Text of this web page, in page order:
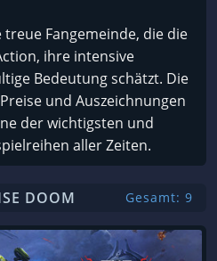
Fangemeinde, die die
ihre intensive
Bedeutung schätzt. Die
und Auszeichnungen
der wichtigsten und
aller Zeiten.
DOOM Gesamt: 9